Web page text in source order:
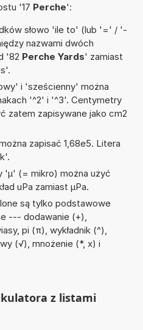
'17 Perche':
słowo 'ile to' (lub '=' / '-
nazwami dwóch
'82 Perche Yards' zamiast
i 'sześcienny' można
'^2' i '^3'. Centymetry
zatem zapisywane jako cm2
zapisać 1,68e5. Litera
'µ' (= mikro) można użyć
uPa zamiast µPa.
są tylko podstawowe
--- dodawanie (+),
pi (π), wykładnik (^),
(√), mnożenie (*, x) i
z listami